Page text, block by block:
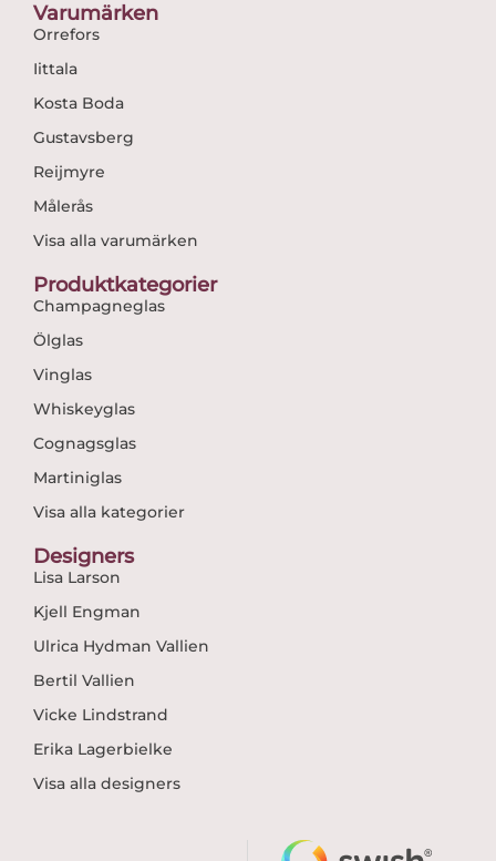
Varumärken
Orrefors
Iittala
Kosta Boda
Gustavsberg
Reijmyre
Målerås
Visa alla varumärken
Produktkategorier
Champagneglas
Ölglas
Vinglas
Whiskeyglas
Cognagsglas
Martiniglas
Visa alla kategorier
Designers
Lisa Larson
Kjell Engman
Ulrica Hydman Vallien
Bertil Vallien
Vicke Lindstrand
Erika Lagerbielke
Visa alla designers